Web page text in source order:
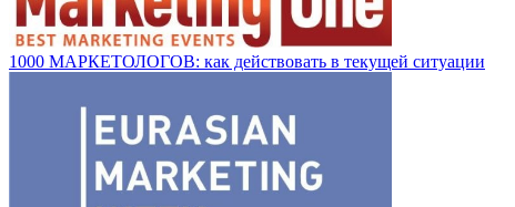
1000 МАРКЕТОЛОГОВ: как действовать в текущей ситуации